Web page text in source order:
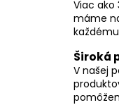
Viac ako
máme
Široká
V našej